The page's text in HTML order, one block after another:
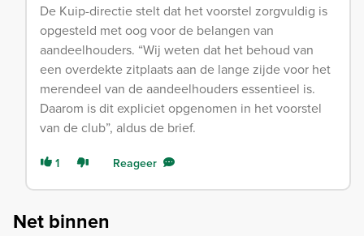
De Kuip-directie stelt dat het voorstel zorgvuldig is
opgesteld met oog voor de belangen van
aandeelhouders. “Wij weten dat het behoud van
een overdekte zitplaats aan de lange zijde voor het
merendeel van de aandeelhouders essentieel is.
Daarom is dit expliciet opgenomen in het voorstel
van de club”, aldus de brief.
1 Reageer
Net binnen